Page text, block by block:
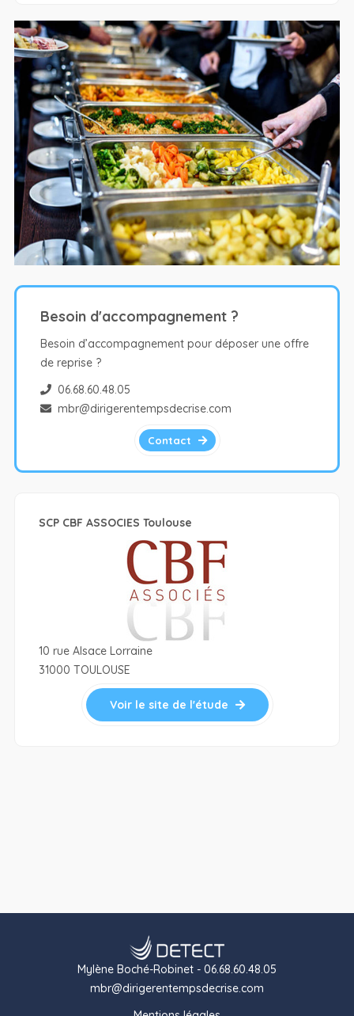
Besoin d'accompagnement ?
Besoin d’accompagnement pour déposer une offre
de reprise ?
06.68.60.48.05
mbr@dirigerentempsdecrise.com
Contact
SCP CBF ASSOCIES Toulouse
10 rue Alsace Lorraine
31000 TOULOUSE
Voir le site de l'étude
Mylène Boché-Robinet - 06.68.60.48.05
mbr@dirigerentempsdecrise.com